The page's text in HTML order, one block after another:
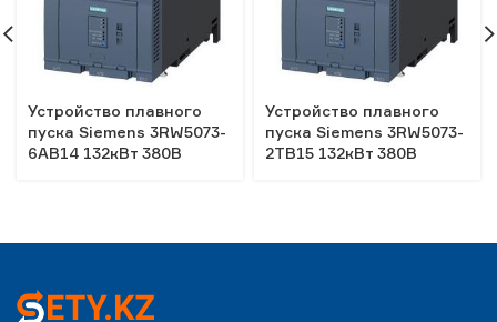
Устройство плавного
пуска Siemens 3RW5073-
6AB14 132кВт 380В
Устройство плавного
пуска Siemens 3RW5073-
2TB15 132кВт 380В